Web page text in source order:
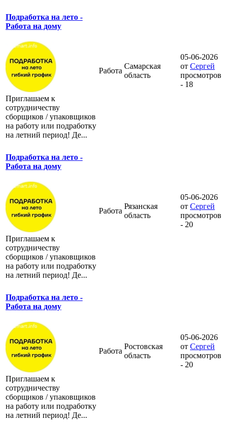
Подработка на лето -
Работа на дому
Приглашаем к
сотрудничеству
сборщиков / упаковщиков
на работу или подработку
на летний период! Де...
Работа
Самарская
область
05-06-2026
от Сергей
просмотров
- 18
Подработка на лето -
Работа на дому
Приглашаем к
сотрудничеству
сборщиков / упаковщиков
на работу или подработку
на летний период! Де...
Работа
Рязанская
область
05-06-2026
от Сергей
просмотров
- 20
Подработка на лето -
Работа на дому
Приглашаем к
сотрудничеству
сборщиков / упаковщиков
на работу или подработку
на летний период! Де...
Работа
Ростовская
область
05-06-2026
от Сергей
просмотров
- 20